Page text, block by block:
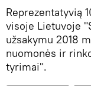
Reprezentatyvią
visoje Lietuvoje
užsakymu 2018
nuomonės ir
tyrimai".